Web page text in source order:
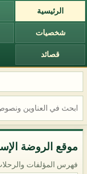
الرئيسية
شخصيات
قصائد
موقع الروضة
فهرس المؤلفات